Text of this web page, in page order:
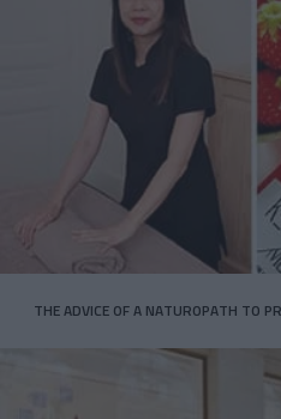
THE ADVICE OF A NATUROPATH TO